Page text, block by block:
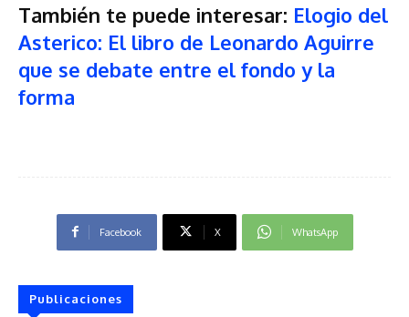
También te puede interesar: Elogio del
Asterico: El libro de Leonardo Aguirre
que se debate entre el fondo y la
forma
Facebook X WhatsApp
Publicaciones